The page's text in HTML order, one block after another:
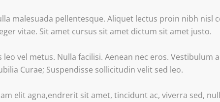
malesuada pellentesque. Aliquet lectus proin nibh nisl
vitae. Sit amet cursus sit amet dictum sit amet justo.
vel metus. Nulla facilisi. Aenean nec eros. Vestibulum
Curae; Suspendisse sollicitudin velit sed leo.
elit agna,endrerit sit amet, tincidunt ac, viverra sed,